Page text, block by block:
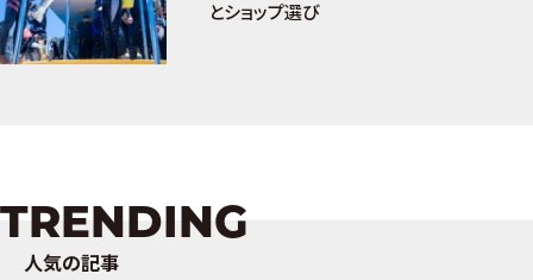
とショップ選び
TRENDING
人気の記事